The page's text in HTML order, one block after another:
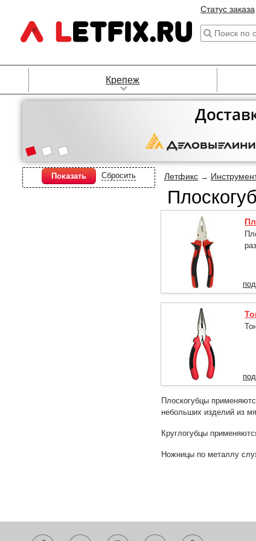
Статус заказа
Крепеж
Показать Сбросить Летфикс →
Плоскогубцы
небольших изделий из
Круглогубцы
Ножницы по металлу